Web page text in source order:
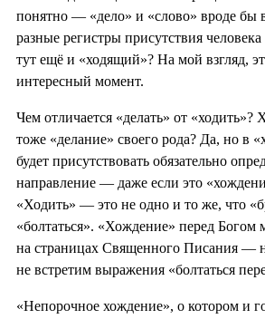
понятно — «дело» и «слово» вроде бы
разные регистры присутствия
тут ещё и «ходящий»? На мой взгляд,
интересный момент.
Чем отличается «делать» от
тоже «делание» своего рода? Да, но в
будет присутствовать обязательно
направление — даже если это
«Ходить» — это не одно и то же, что
«болтаться». «Хождение» перед Богом
на страницах Священного Писания —
не встретим выражения «болтаться
«Непорочное хождение», о котором и